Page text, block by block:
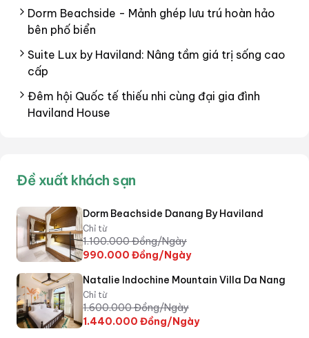
Dorm Beachside - Mảnh ghép lưu trú hoàn hảo
bên phố biển
Suite Lux by Haviland: Nâng tầm giá trị sống cao
cấp
Đêm hội Quốc tế thiếu nhi cùng đại gia đình
Haviland House
Đề xuất khách sạn
Dorm Beachside Danang By Haviland
Chỉ từ
1.100.000Đồng/Ngày
990.000 Đồng/Ngày
Natalie Indochine Mountain Villa Da Nang
Chỉ từ
1.600.000Đồng/Ngày
1.440.000 Đồng/Ngày